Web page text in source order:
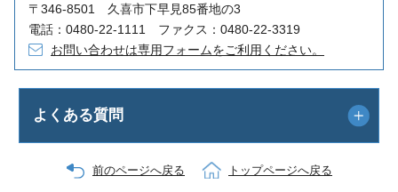
〒346-8501 久喜市下早見85番地の3
電話：0480-22-1111 ファクス：0480-22-3319
お問い合わせは専用フォームをご利用ください。
よくある質問
前のページへ戻る トップページへ戻る